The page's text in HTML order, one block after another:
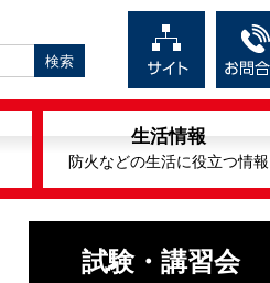
生活情報
防火などの生活に役立つ情報
試験・講習会